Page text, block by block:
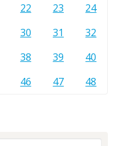
22 23
24
30 31
32
38 39
40
46 47 48